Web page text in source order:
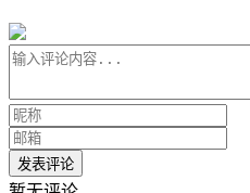
发表评论